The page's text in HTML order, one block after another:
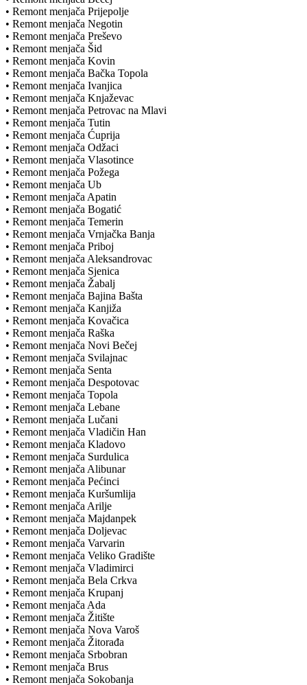
• Remont menjača Prijepolje
• Remont menjača Negotin
• Remont menjača Preševo
• Remont menjača Šid
• Remont menjača Kovin
• Remont menjača Bačka Topola
• Remont menjača Ivanjica
• Remont menjača Knjaževac
• Remont menjača Petrovac na Mlavi
• Remont menjača Tutin
• Remont menjača Ćuprija
• Remont menjača Odžaci
• Remont menjača Vlasotince
• Remont menjača Požega
• Remont menjača Ub
• Remont menjača Apatin
• Remont menjača Bogatić
• Remont menjača Temerin
• Remont menjača Vrnjačka Banja
• Remont menjača Priboj
• Remont menjača Aleksandrovac
• Remont menjača Sjenica
• Remont menjača Žabalj
• Remont menjača Bajina Bašta
• Remont menjača Kanjiža
• Remont menjača Kovačica
• Remont menjača Raška
• Remont menjača Novi Bečej
• Remont menjača Svilajnac
• Remont menjača Senta
• Remont menjača Despotovac
• Remont menjača Topola
• Remont menjača Lebane
• Remont menjača Lučani
• Remont menjača Vladičin Han
• Remont menjača Kladovo
• Remont menjača Surdulica
• Remont menjača Alibunar
• Remont menjača Pećinci
• Remont menjača Kuršumlija
• Remont menjača Arilje
• Remont menjača Majdanpek
• Remont menjača Doljevac
• Remont menjača Varvarin
• Remont menjača Veliko Gradište
• Remont menjača Vladimirci
• Remont menjača Bela Crkva
• Remont menjača Krupanj
• Remont menjača Ada
• Remont menjača Žitište
• Remont menjača Nova Varoš
• Remont menjača Žitorađa
• Remont menjača Srbobran
• Remont menjača Brus
• Remont menjača Sokobanja